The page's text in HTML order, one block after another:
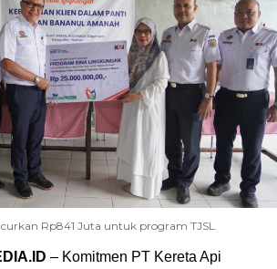
Rp841 Juta untuk program TJSL.
– Komitmen PT Kereta Api